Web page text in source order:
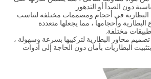
دون الصدأ أو التدهور.
في أحجام ومصممات مختلفة لتناسب
وأحجامها ، مما يجعلها متعددة
مختلفة.
تصميم محاور البطارية لتركيبها بسرعة وسهولة ،
البطاريات بأمان دون الحاجة إلى أدوات